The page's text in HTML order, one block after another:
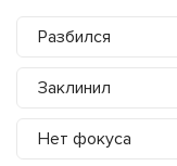
Разбился
Заклинил
Нет фокуса